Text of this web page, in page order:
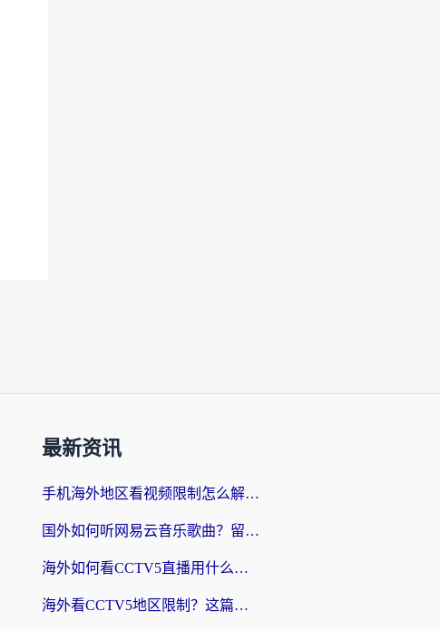
最新资讯
手机海外地区看视频限制怎么解决？留学生亲测有效的回国加速器指南
国外如何听网易云音乐歌曲？留学生亲测有效的回国加速方案
海外如何看CCTV5直播用什么平台？2026最新指南：看欧洲杯、中超、奥运不再卡
海外看CCTV5地区限制？这篇指南帮你流畅看欧洲杯、NBA还听中文解说